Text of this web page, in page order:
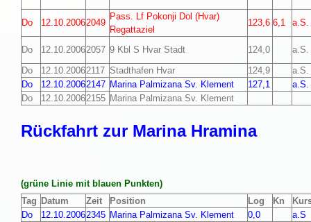
Do 12.10.20062049
Pass. Lf Pokonji Dol (Hvar)
Regattaziel
123,6 6,1 a.S.
Do 12.10.20062057 9 Kbl S Hvar Stadt 124,0
a.S.
Do
12.10.20062117 Stadthafen Hvar 124,9
a.S.
Do
12.10.20062147 Marina Palmizana Sv. Klement 127,1
a.S.
Do
12.10.20062155 Marina Palmizana Sv. Klement
Rückfahrt zur Marina Hramina
(grüne Linie mit blauen Punkten)
Tag Datum Zeit Position Log Kn
Do
12.10.20062345 Marina Palmizana Sv. Klement 0,0
a.S